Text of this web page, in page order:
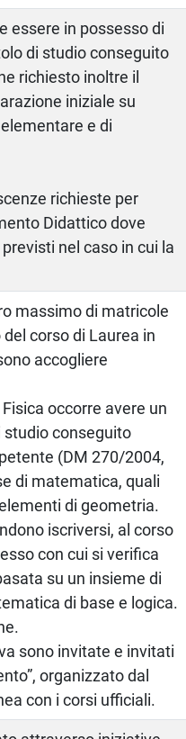
essere in possesso di
di studio conseguito
richiesto inoltre il
iniziale su
e di
richieste per
Didattico dove
nel caso in cui la
massimo di matricole
corso di Laurea in
accogliere
occorre avere un
studio conseguito
(DM 270/2004,
di matematica, quali
di geometria.
iscriversi, al corso
con cui si verifica
su un insieme di
di base e logica.
sono invitate e invitati
organizzato dal
con i corsi ufficiali.